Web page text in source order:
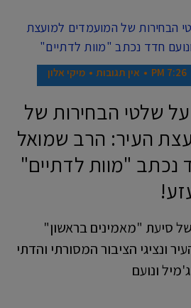
7:26 PM אין תגובות מיקי אלון
שלטי הבחירות של
העיר: הרב שמואל
נכתב "מוות לדתיים"
סיעת "מאמינים בראשון"
ונציגי הציבור המסורתי והדתי
ונועם